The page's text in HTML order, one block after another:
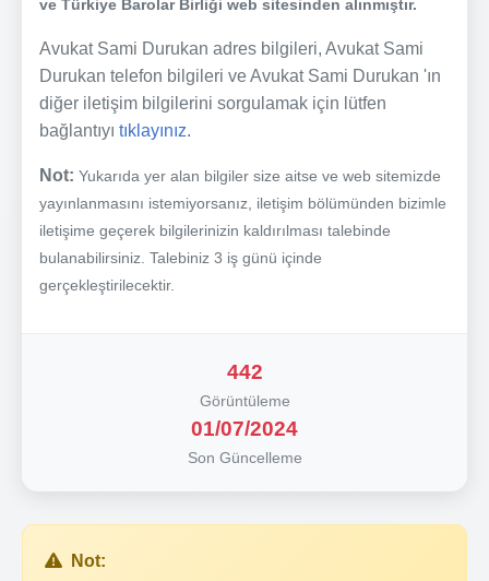
ve Türkiye Barolar Birliği web sitesinden alınmıştır.
Avukat Sami Durukan adres bilgileri, Avukat Sami
Durukan telefon bilgileri ve Avukat Sami Durukan 'ın
diğer iletişim bilgilerini sorgulamak için lütfen
bağlantıyı tıklayınız.
Not: Yukarıda yer alan bilgiler size aitse ve web sitemizde
yayınlanmasını istemiyorsanız, iletişim bölümünden bizimle
iletişime geçerek bilgilerinizin kaldırılması talebinde
bulanabilirsiniz. Talebiniz 3 iş günü içinde
gerçekleştirilecektir.
442
Görüntüleme
01/07/2024
Son Güncelleme
Not: